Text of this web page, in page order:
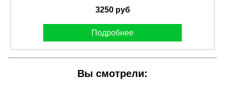
3250 руб
Подробнее
Вы смотрели: